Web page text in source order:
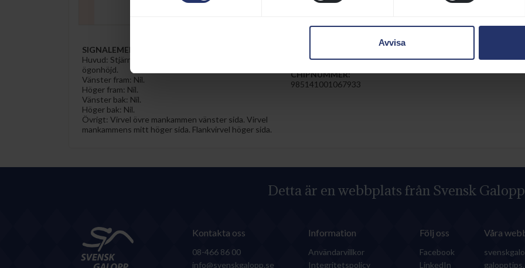
Avvisa
SIGNALEMENT
Huvud: Stjärn innehållande virvel på mittlinjen i övre
ögonhöjd.
Vänster fram: Nil.
Höger fram: Nil.
Vänster bak: Nil.
Höger bak: Nil.
Övrigt: Virvel övre mankammen vänster sida. Virvel
mankammens mitt höger sida. Flankvirvel höger sida.
Utf.datum:2018-08-24
CHIPNUMMER:
985141001067933
Detta är en webbplats från Svensk Galopp
Kontakta oss
08-466 86 00
info@svenskgalopp.se
Information
Användarvillkor
Integritetspolicy
Följ oss
Facebook
LinkedIn
Våra